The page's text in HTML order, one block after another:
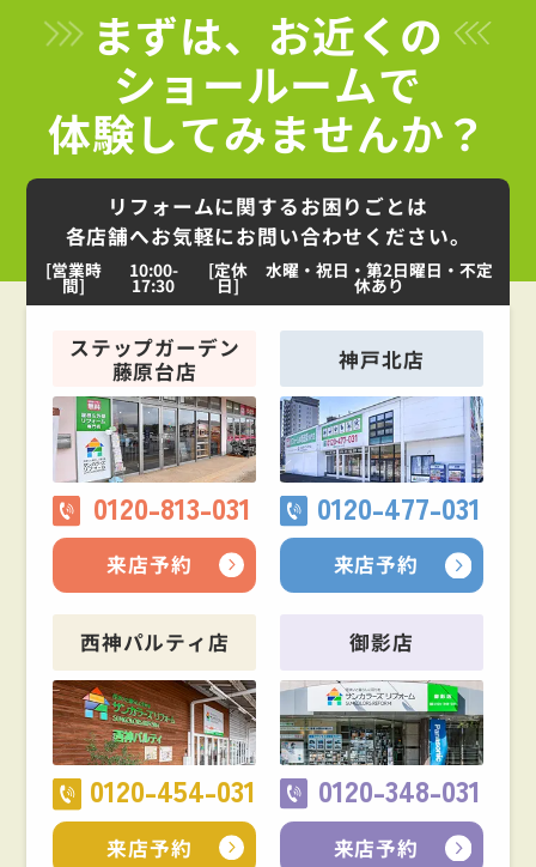
まずは、お近くの
ショールームで
体験してみませんか？
リフォームに関するお困りごとは
各店舗へお気軽にお問い合わせください。
[営業時
間]
10:00-
17:30
[定休
日]
水曜・祝日・第2日曜日・不定
休あり
ステップガーデン
藤原台店
0120-813-031
来店予約
神戸北店
0120-477-031
来店予約
西神パルティ店
0120-454-031
来店予約
御影店
0120-348-031
来店予約